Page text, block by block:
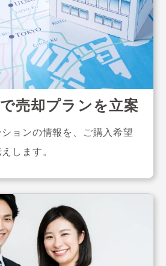
売却プランを立案
ョンの情報を、ご購入希望
します。